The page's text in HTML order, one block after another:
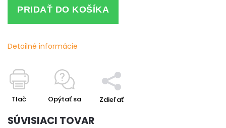
PRIDAŤ DO KOŠÍKA
Detailné informácie
Tlač Opýtať sa Zdieľať
SÚVISIACI TOVAR